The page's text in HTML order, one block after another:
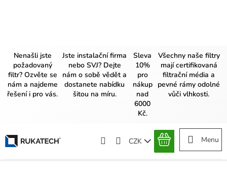
Nenašli jste
požadovaný
filtr? Ozvěte se
nám a najdeme
řešení i pro vás.
Jste instalační firma
nebo SVJ? Dejte
nám o sobě vědět a
dostanete nabídku
šitou na míru.
Sleva
10%
pro
nákup
nad
6000
Kč.
Všechny naše filtry
mají certifikovaná
filtrační média a
pevné rámy odolné
vůči vlhkosti.
CZK
NÁKUPNÍ